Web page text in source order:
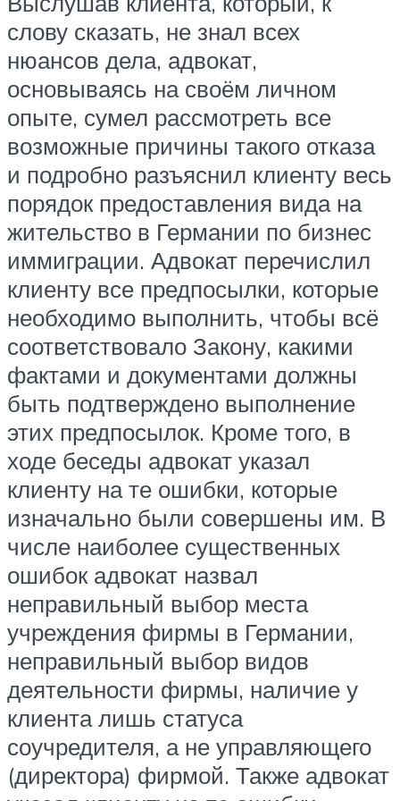
слову сказать, не знал всех
нюансов дела, адвокат,
основываясь на своём личном
опыте, сумел рассмотреть все
возможные причины такого отказа
и подробно разъяснил клиенту весь
порядок предоставления вида на
жительство в Германии по бизнес
иммиграции. Адвокат перечислил
клиенту все предпосылки, которые
необходимо выполнить, чтобы всё
соответствовало Закону, какими
фактами и документами должны
быть подтверждено выполнение
этих предпосылок. Кроме того, в
ходе беседы адвокат указал
клиенту на те ошибки, которые
изначально были совершены им. В
числе наиболее существенных
ошибок адвокат назвал
неправильный выбор места
учреждения фирмы в Германии,
неправильный выбор видов
деятельности фирмы, наличие у
клиента лишь статуса
соучредителя, а не управляющего
(директора) фирмой. Также адвокат